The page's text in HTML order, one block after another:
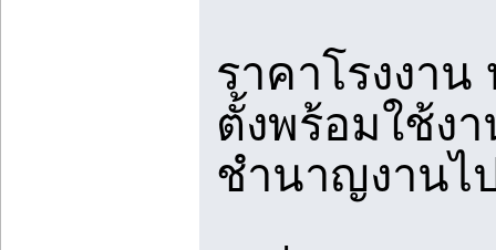
ราคาโรงงา
ตั้งพร้อมใช้ง
ชำนาญงานไ